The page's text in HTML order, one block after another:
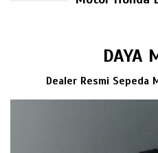
DAYA
Dealer Resmi Sepeda